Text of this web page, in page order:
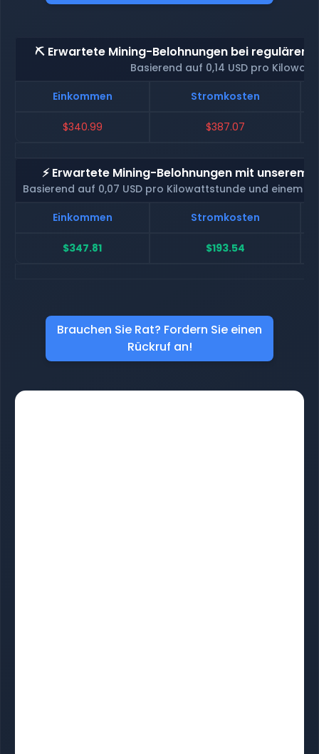
⛏️ Erwartete Mining-Belohnungen bei
Basierend auf 0,14 USD pro
Einkommen
Stromkosten
$340.99 $387.07
⚡ Erwartete Mining-Belohnungen mit unserem
Basierend auf 0,07 USD pro Kilowattstunde und einem
Einkommen
Stromkosten
$347.81 $193.54
Brauchen Sie Rat? Fordern Sie einen
Rückruf an!